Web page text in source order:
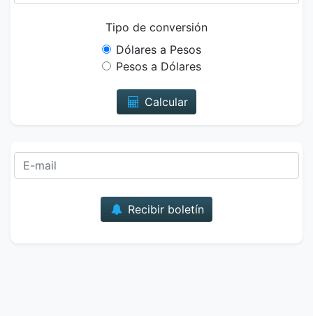
Tipo de conversión
Dólares a Pesos
Pesos a Dólares
Calcular
Recibir boletín